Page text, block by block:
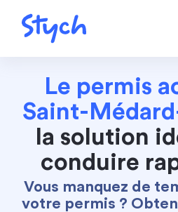
Le permis
Saint-
la solution
conduire
Vous manquez de
votre permis ?